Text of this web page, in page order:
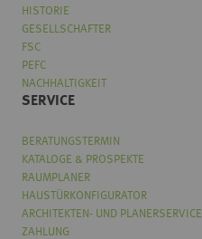
HISTORIE
GESELLSCHAFTER
FSC
PEFC
NACHHALTIGKEIT
SERVICE
BERATUNGSTERMIN
KATALOGE & PROSPEKTE
RAUMPLANER
HAUSTÜRKONFIGURATOR
ARCHITEKTEN- UND PLANERSERVICE
ZAHLUNG